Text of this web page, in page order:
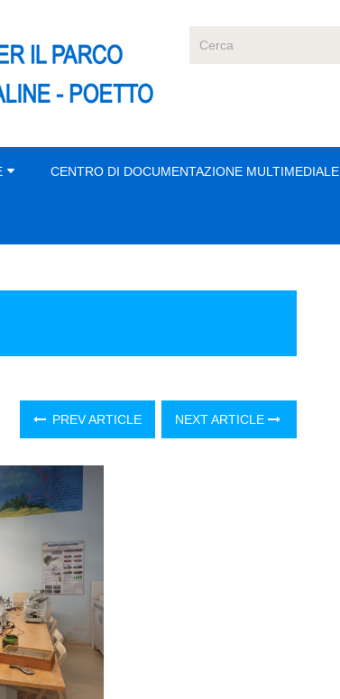
CENTRO DI DOCUMENTAZIONE MULTIMEDIALE
PREV ARTICLE NEXT ARTICLE